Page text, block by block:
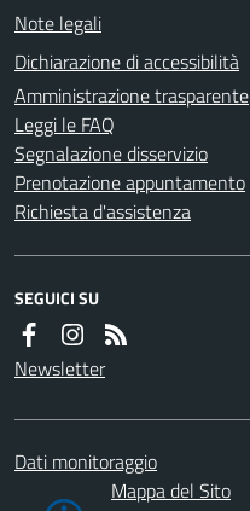
Note legali
Dichiarazione di accessibilità
Amministrazione trasparente
Leggi le FAQ
Segnalazione disservizio
Prenotazione appuntamento
Richiesta d'assistenza
SEGUICI SU
Newsletter
Dati monitoraggio
Mappa del Sito